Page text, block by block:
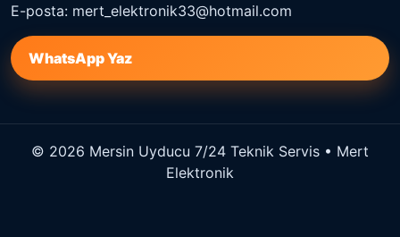
E-posta: mert_elektronik33@hotmail.com
WhatsApp Yaz
© 2026 Mersin Uyducu 7/24 Teknik Servis • Mert
Elektronik